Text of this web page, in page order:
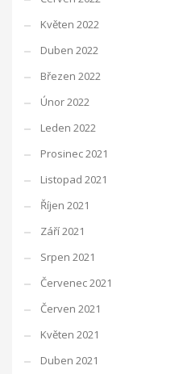
Květen 2022
Duben 2022
Březen 2022
Únor 2022
Leden 2022
Prosinec 2021
Listopad 2021
Říjen 2021
Září 2021
Srpen 2021
Červenec 2021
Červen 2021
Květen 2021
Duben 2021